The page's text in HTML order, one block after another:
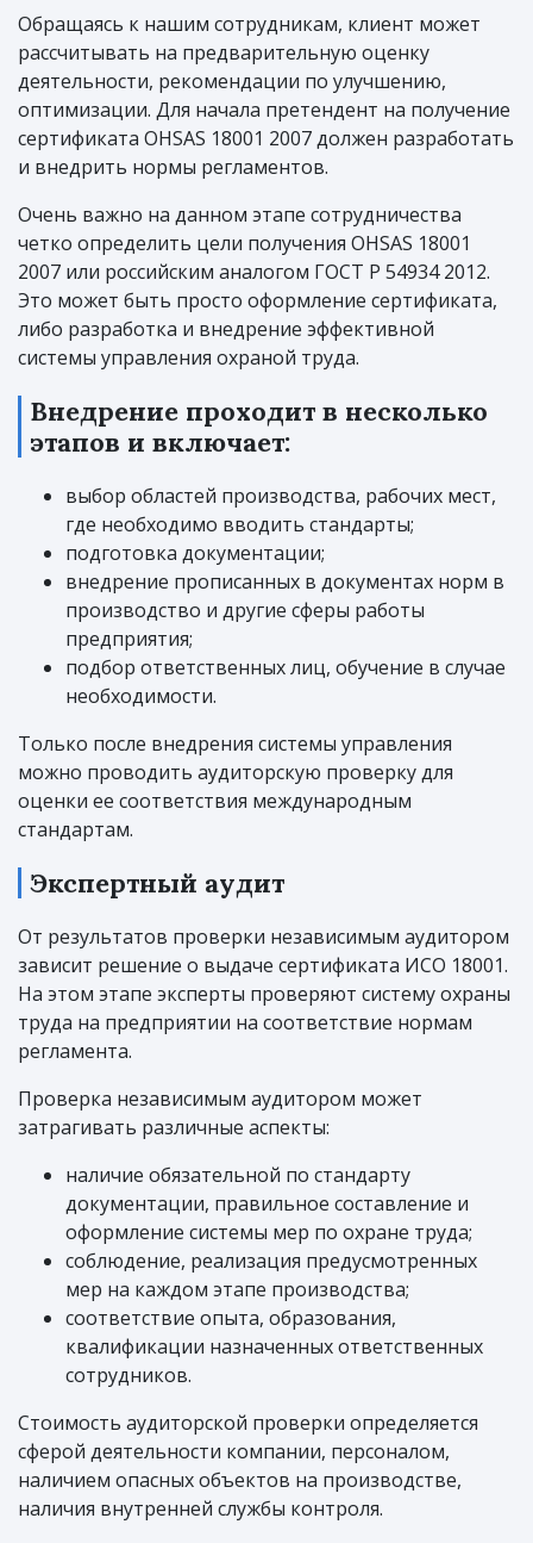
Обращаясь к нашим сотрудникам, клиент может
рассчитывать на предварительную оценку
деятельности, рекомендации по улучшению,
оптимизации. Для начала претендент на получение
сертификата OHSAS 18001 2007 должен разработать
и внедрить нормы регламентов.
Очень важно на данном этапе сотрудничества
четко определить цели получения OHSAS 18001
2007 или российским аналогом ГОСТ Р 54934 2012.
Это может быть просто оформление сертификата,
либо разработка и внедрение эффективной
системы управления охраной труда.
Внедрение проходит в несколько
этапов и включает:
выбор областей производства, рабочих мест,
где необходимо вводить стандарты;
подготовка документации;
внедрение прописанных в документах норм в
производство и другие сферы работы
предприятия;
подбор ответственных лиц, обучение в случае
необходимости.
Только после внедрения системы управления
можно проводить аудиторскую проверку для
оценки ее соответствия международным
стандартам.
Экспертный аудит
От результатов проверки независимым аудитором
зависит решение о выдаче сертификата ИСО 18001.
На этом этапе эксперты проверяют систему охраны
труда на предприятии на соответствие нормам
регламента.
Проверка независимым аудитором может
затрагивать различные аспекты:
наличие обязательной по стандарту
документации, правильное составление и
оформление системы мер по охране труда;
соблюдение, реализация предусмотренных
мер на каждом этапе производства;
соответствие опыта, образования,
квалификации назначенных ответственных
сотрудников.
Стоимость аудиторской проверки определяется
сферой деятельности компании, персоналом,
наличием опасных объектов на производстве,
наличия внутренней службы контроля.